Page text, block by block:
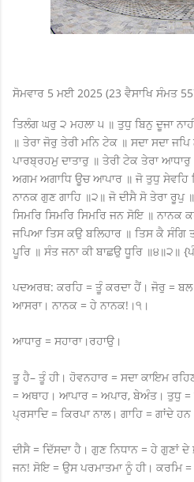
ਸੋਮਵਾਰ 5 ਮਈ 2025 (23 ਵੈਸਾਖਿ ਸੰਮਤ
ਤਿਲੰਗ ਘਰੁ ੨ ਮਹਲਾ ੫ ॥ ਤੁਧੁ ਬਿਨੁ ਦੂਜਾ
॥ ਤੇਰਾ ਜੋਰੁ ਤੇਰੀ ਮਨਿ ਟੇਕ ॥ ਸਦਾ ਸਦਾ
ਪਾਰਬ੍ਰਹਮੁ ਦਾਤਾਰੁ ॥ ਤੇਰੀ ਟੇਕ ਤੇਰਾ
ਅਗਮ ਅਗਾਧਿ ਊਚ ਆਪਾਰ ॥ ਜੋ ਤੁਧੁ ਸੇਵਹਿ
ਨਾਨਕ ਗੁਣ ਗਾਹਿ ॥੨॥ ਜੋ ਦੀਸੈ ਸੋ ਤੇਰਾ ਰੂਪੁ
ਸਿਮਰਿ ਸਿਮਰਿ ਸਿਮਰਿ ਜਨ ਸੋਇ ॥ ਨਾਨਕ
ਜਪਿਆ ਤਿਸ ਕਉ ਬਲਿਹਾਰ ॥ ਤਿਸ ਕੈ ਸੰਗਿ
ਪੂਰਿ ॥ ਸੰਤ ਜਨਾ ਕੀ ਬਾਛਉ ਧੂਰਿ ॥੪॥੨॥
ਪਦਅਰਥ: ਕਰਹਿ = ਤੂੰ ਕਰਦਾ ਹੈਂ। ਜੋਰੁ =
ਆਸਰਾ। ਨਾਨਕ = ਹੇ ਨਾਨਕ!।੧।
ਆਧਾਰੁ = ਸਹਾਰਾ।ਰਹਾਉ।
ਤੂ ਹੈ– ਤੂੰ ਹੀ। ਹੋਵਨਹਾਰ = ਸਦਾ ਕਾਇਮ
= ਅਥਾਹ। ਆਪਾਰ = ਅਪਾਰ, ਬੇਅੰਤ। ਤੁਧੁ =
ਪ੍ਰਸਾਦਿ = ਕਿਰਪਾ ਨਾਲ। ਗਾਹਿ = ਗਾਂਦੇ
ਦੀਸੈ = ਦਿੱਸਦਾ ਹੈ। ਗੁਣ ਨਿਧਾਨ = ਹੇ ਗੁਣਾਂ
ਜਨ! ਸੋਇ = ਉਸ ਪਰਮਾਤਮਾ ਨੂੰ ਹੀ। ਕਰਮਿ